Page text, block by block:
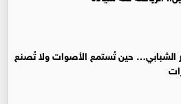
الشبابي… حين تُستمع الأصوات ولا تُصنع